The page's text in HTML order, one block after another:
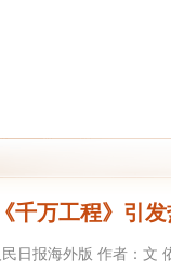
千万工程》引
日报海外版 作者：文